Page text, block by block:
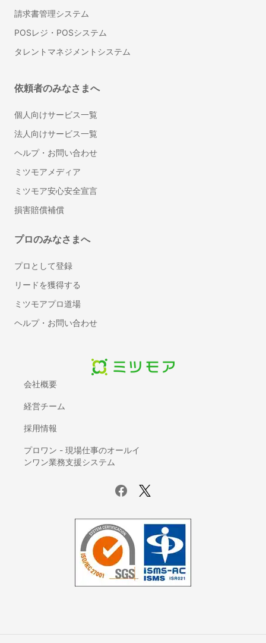
Web会議ツール
IT資産管理システム
オンラインストレージ
ナレッジマネジメントツール
ワークフローシステム
受付システム
文書管理システム
MDM(モバイル端末管理)
クラウドPBX
セキュリティソフト
標的型攻撃対策ツール
標的型攻撃メール訓練サービス
スケジュール管理ツール
会議室予約システム
電子帳票システム
入退室管理システム
契約書管理システム
IDaaS(ID管理システム)
AI-OCR
ログ管理システム
サーバー監視ツール
ホスティングサービス
UTM(統合脅威管理)
データバックアップ製品
ファイル転送サービス
会社概要
経営チーム
採用情報
プロワン - 現場仕事のオールイ
ンワン業務支援システム
請求書管理システム
POSレジ・POSシステム
タレントマネジメントシステム
依頼者のみなさまへ
個人向けサービス一覧
法人向けサービス一覧
ヘルプ・お問い合わせ
ミツモアメディア
ミツモア安心安全宣言
損害賠償補償
プロのみなさまへ
プロとして登録
リードを獲得する
ミツモアプロ道場
ヘルプ・お問い合わせ